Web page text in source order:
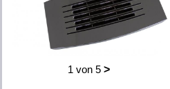
1 von 5 >